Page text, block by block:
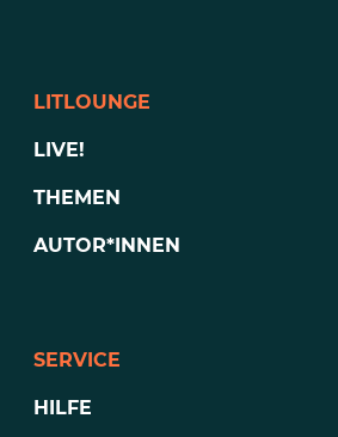
LITLOUNGE
LIVE!
THEMEN
AUTOR*INNEN
SERVICE
HILFE